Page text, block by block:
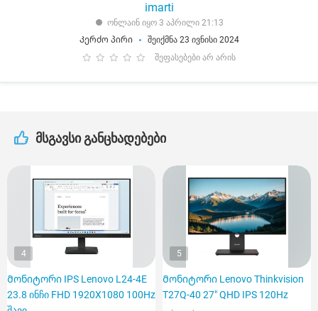
imarti
ონლაინ იყო 3 აპრილი 21:13
Კერძო პირი
შეიქმნა 23 ივნისი 2024
შეფასებები არ არის
მსგავსი განცხადებები
4
Მონიტორი IPS Lenovo L24-4E
23.8 ინჩი FHD 1920X1080 100Hz
5
Მონიტორი Lenovo Thinkvision
T27Q-40 27" QHD IPS 120Hz